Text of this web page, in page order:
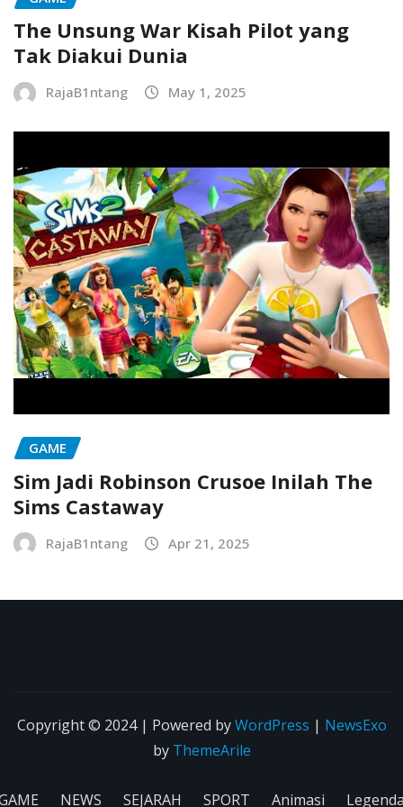
The Unsung War Kisah Pilot yang
Tak Diakui Dunia
RajaB1ntang May 1, 2025
GAME
Sim Jadi Robinson Crusoe Inilah The
Sims Castaway
RajaB1ntang Apr 21, 2025
Copyright © 2024 | Powered byWordPress | NewsExo
by ThemeArile
NEWS SEJARAH SPORT Animasi